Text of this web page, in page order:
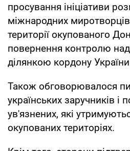
просування ініціативи
міжнародних
території окупованого
повернення контролю
ділянкою кордону
Також обговорювалося
українських заручників і
ув'язнених, які
окупованих територіях.